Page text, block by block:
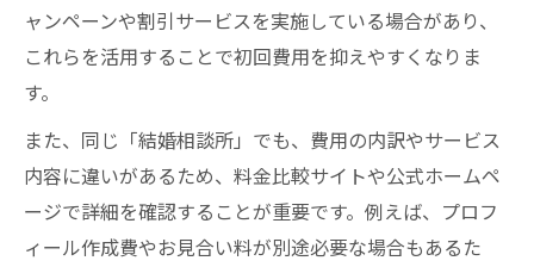
ャンペーンや割引サービスを実施している場合があり、
これらを活用することで初回費用を抑えやすくなりま
す。
また、同じ「結婚相談所」でも、費用の内訳やサービス
内容に違いがあるため、料金比較サイトや公式ホームペ
ージで詳細を確認することが重要です。例えば、プロフ
ィール作成費やお見合い料が別途必要な場合もあるた